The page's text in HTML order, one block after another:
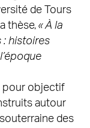
de Tours
thèse, « À la
: histoires
pour objectif
autour
des